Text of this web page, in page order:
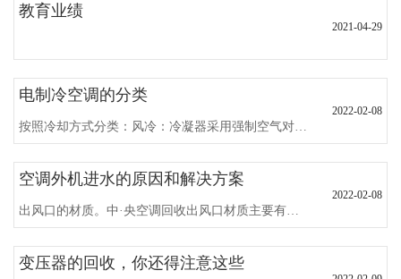
教育业绩
2021-04-29
电制冷空调的分类
2022-02-08
空调外机进水的原因和解决方案
2022-02-08
变压器的回收，你还得注意这些